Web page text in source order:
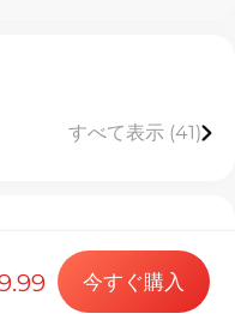
デ
ン
ラ
すべて表示 (41)
接続停止
ールできません
今すぐ購入